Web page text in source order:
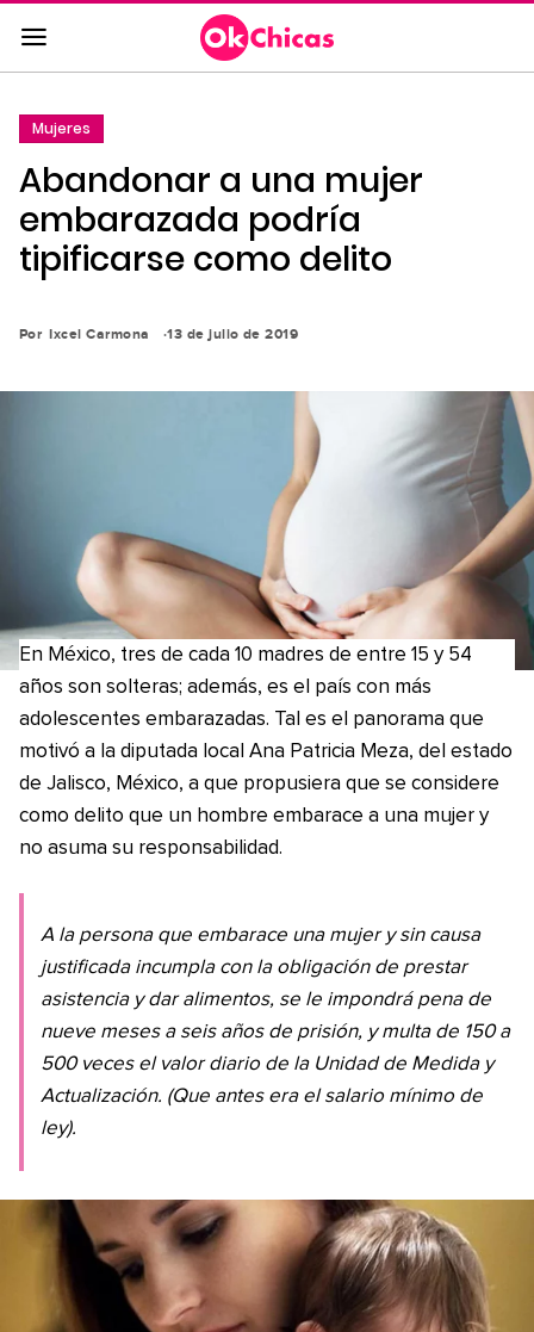
Saltar
al
contenido
a
la
navegación
principal
Mujeres
Abandonar a una mujer
embarazada podría
tipificarse como delito
Por Ixcel Carmona 13 de julio de 2019
En México, tres de cada 10 madres de entre 15 y 54
años son solteras; además, es el país con más
adolescentes embarazadas. Tal es el panorama que
motivó a la diputada local Ana Patricia Meza, del estado
de Jalisco, México, a que propusiera que se considere
como delito que un hombre embarace a una mujer y
no asuma su responsabilidad.
A la persona que embarace una mujer y sin causa
justificada incumpla con la obligación de prestar
asistencia y dar alimentos, se le impondrá pena de
nueve meses a seis años de prisión, y multa de 150 a
500 veces el valor diario de la Unidad de Medida y
Actualización. (Que antes era el salario mínimo de
ley).